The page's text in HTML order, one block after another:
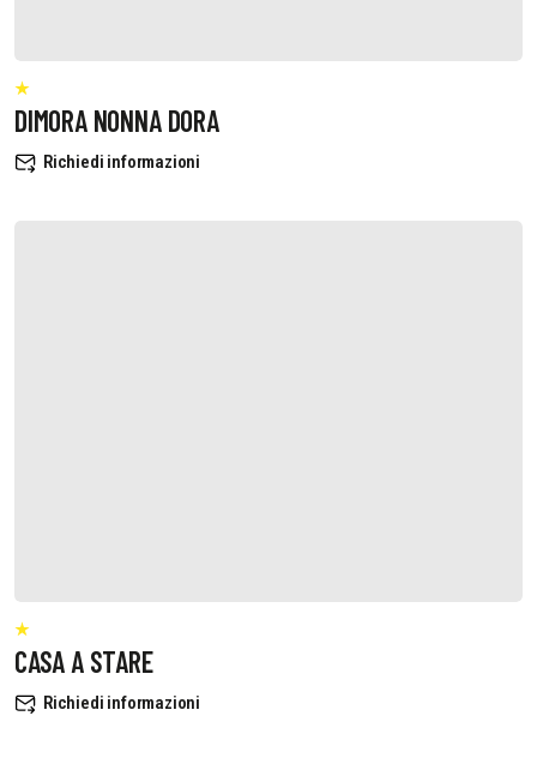
DIMORA NONNA DORA
Richiedi informazioni
CASA A STARE
Richiedi informazioni